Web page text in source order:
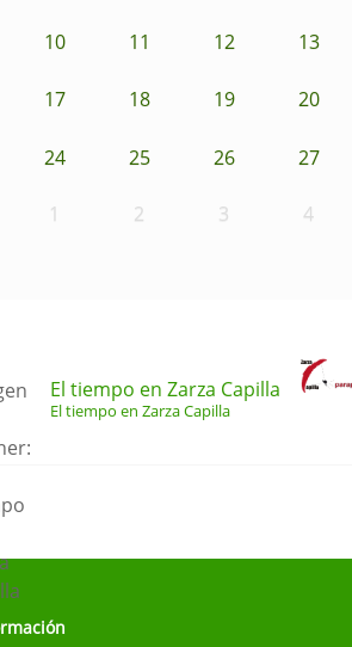
10 11 12 13
17 18 19 20
24 25 26 27
1 2 3 4
El tiempo en Zarza Capilla
El tiempo en Zarza Capilla